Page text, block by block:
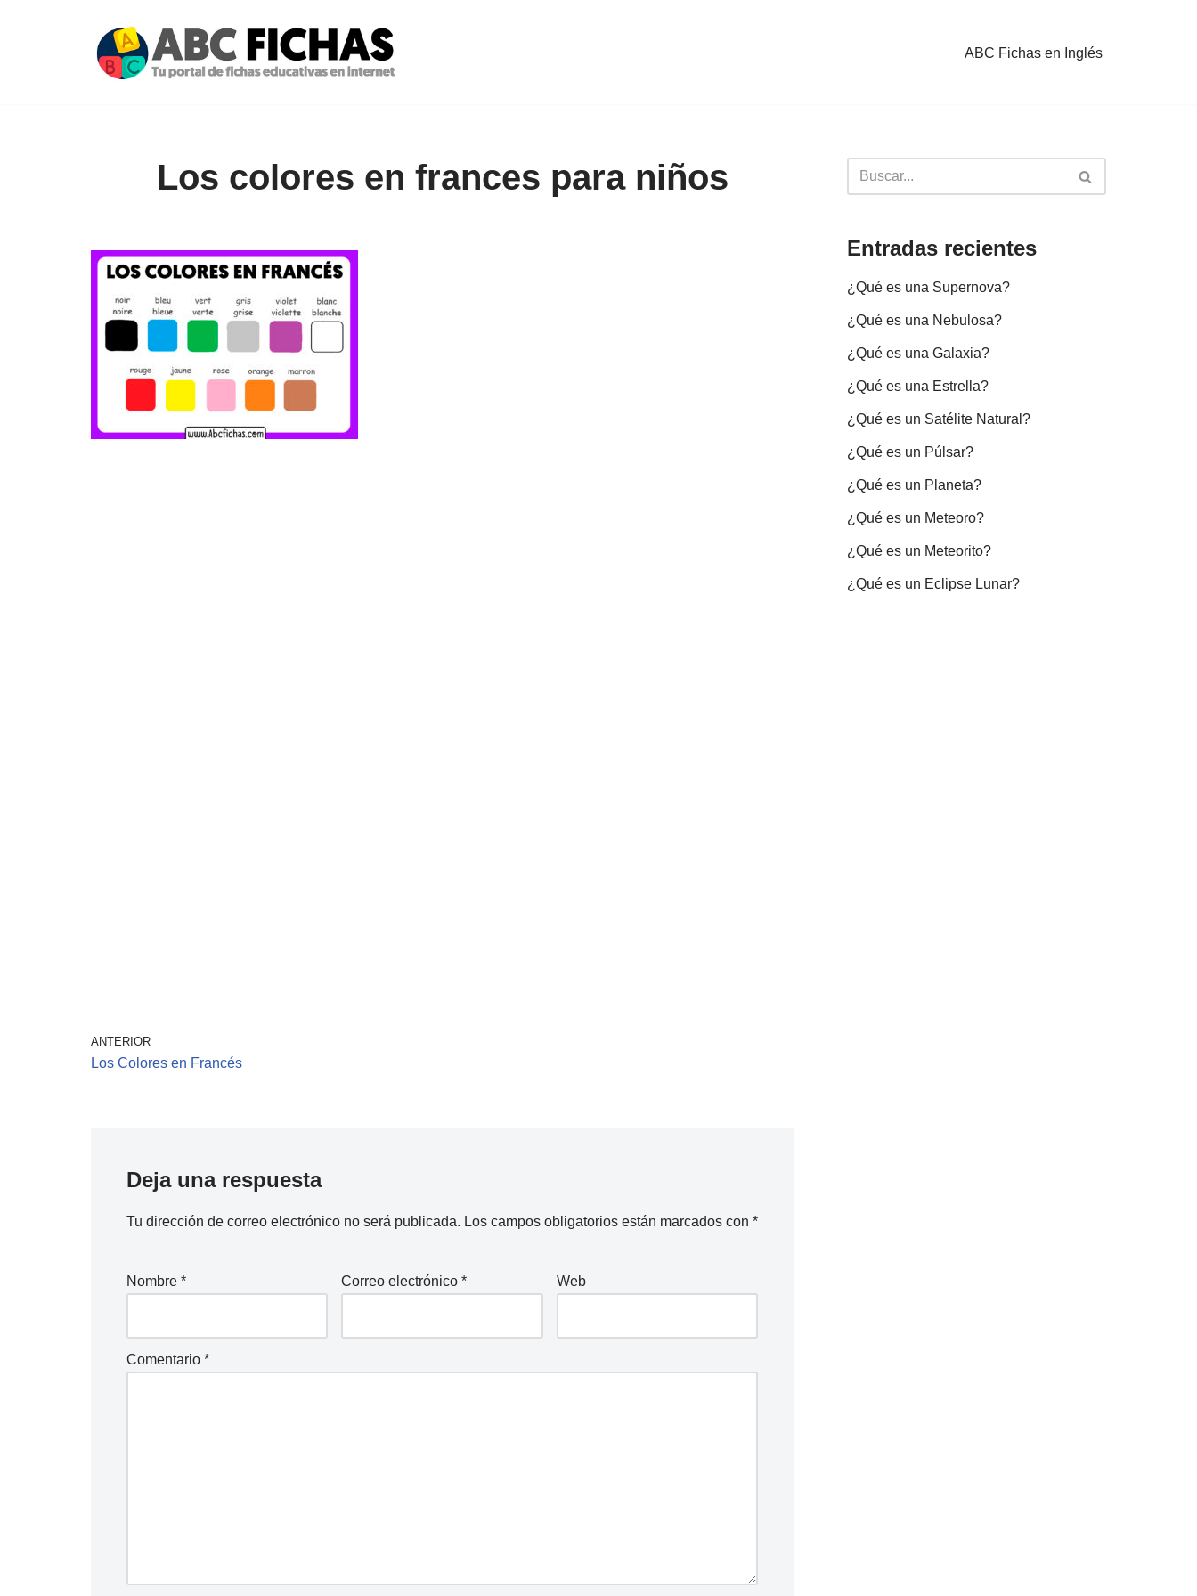
ABC Fichas en Inglés
Los colores en frances para niños
ANTERIOR
Los Colores en Francés
Deja una respuesta
Tu dirección de correo electrónico no será publicada. Los campos obligatorios están marcados con *
Nombre * Correo electrónico* Web
Comentario *
Entradas recientes
¿Qué es una Supernova?
¿Qué es una Nebulosa?
¿Qué es una Galaxia?
¿Qué es una Estrella?
¿Qué es un Satélite Natural?
¿Qué es un Púlsar?
¿Qué es un Planeta?
¿Qué es un Meteoro?
¿Qué es un Meteorito?
¿Qué es un Eclipse Lunar?